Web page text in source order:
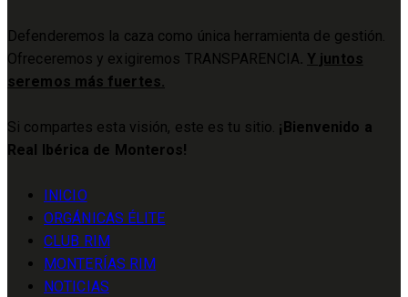
Defenderemos la caza como única herramienta de gestión.
Ofreceremos y exigiremos TRANSPARENCIA. Y juntos
seremos más fuertes.
Si compartes esta visión, este es tu sitio. ¡Bienvenido a
Real Ibérica de Monteros!
INICIO
ORGÁNICAS ÉLITE
CLUB RIM
MONTERÍAS RIM
NOTICIAS